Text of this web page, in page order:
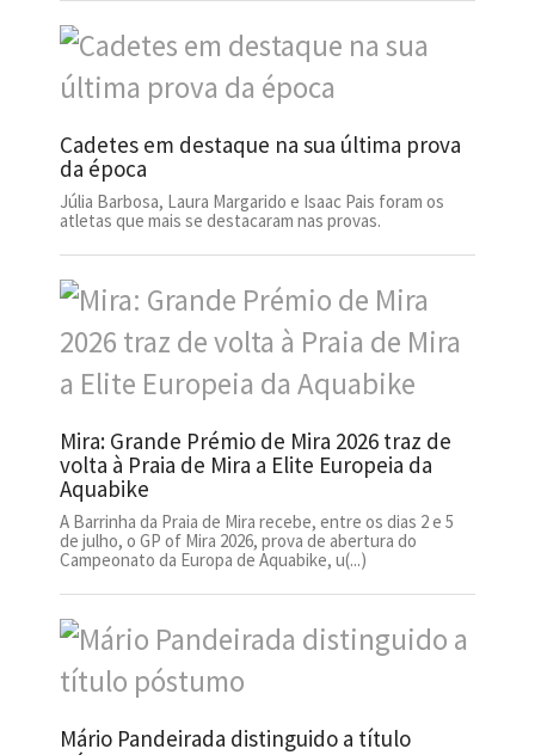
Cadetes em destaque na sua última prova
da época
Júlia Barbosa, Laura Margarido e Isaac Pais foram os
atletas que mais se destacaram nas provas.
Mira: Grande Prémio de Mira 2026 traz de
volta à Praia de Mira a Elite Europeia da
Aquabike
A Barrinha da Praia de Mira recebe, entre os dias 2 e 5
de julho, o GP of Mira 2026, prova de abertura do
Campeonato da Europa de Aquabike, u(...)
Mário Pandeirada distinguido a título